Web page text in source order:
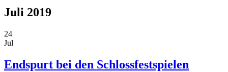
Juli 2019
24
Jul
Endspurt bei den Schlossfestspielen